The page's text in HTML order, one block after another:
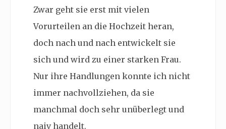
Zwar geht sie erst mit vielen
Vorurteilen an die Hochzeit heran,
doch nach und nach entwickelt sie
sich und wird zu einer starken Frau.
Nur ihre Handlungen konnte ich nicht
immer nachvollziehen, da sie
manchmal doch sehr unüberlegt und
naiv handelt.